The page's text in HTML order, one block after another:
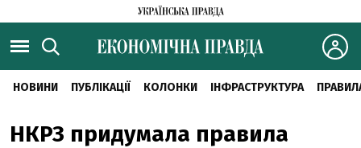
НОВИНИ ПУБЛІКАЦІЇ КОЛОНКИ ІНФРАСТРУКТУРА
НКРЗ придумала правила